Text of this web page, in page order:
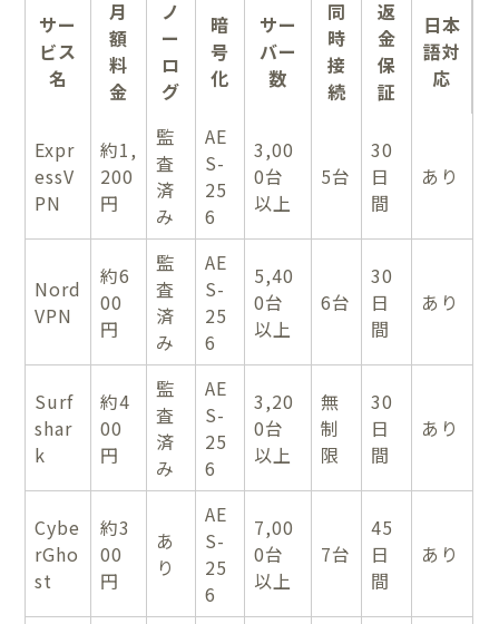
サー
ビス
名
月
額
料
金
ノ
ー
ロ
グ
暗
号
化
サー
バー
数
同
時
接
続
返
金
保
証
日本
語対
応
Expr
essV
PN
約1,
200
円
監
査
済
み
AE
S-
25
6
3,00
0台
以上
5台
30
日
間
あり
Nord
VPN
約6
00
円
監
査
済
み
AE
S-
25
6
5,40
0台
以上
6台
30
日
間
あり
Surf
shar
k
約4
00
円
監
査
済
み
AE
S-
25
6
3,20
0台
以上
無
制
限
30
日
間
あり
Cybe
rGho
st
約3
00
円
あ
り
AE
S-
25
6
7,00
0台
以上
7台
45
日
間
あり